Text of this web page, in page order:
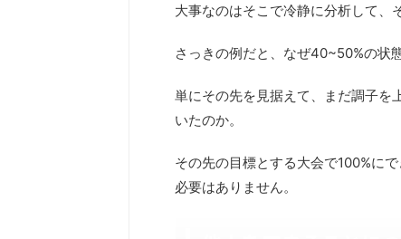
大事なのはそこで冷静に分析して、
さっきの例だと、なぜ40~50%の状
単にその先を見据えて、まだ調子を
いたのか。
その先の目標とする大会で100%に
必要はありません。